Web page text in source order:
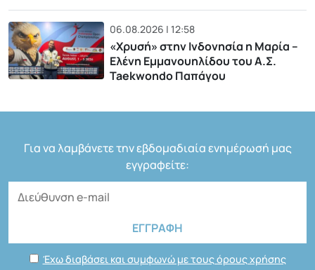
06.08.2026 | 12:58
«Χρυσή» στην Ινδονησία η Μαρία –
Ελένη Εμμανουηλίδου του Α.Σ.
Taekwondo Παπάγου
Για να λαμβάνετε την εβδομαδιαία ενημέρωσή μας
εγγραφείτε:
Έχω διαβάσει και συμφωνώ με τους όρους χρήσης